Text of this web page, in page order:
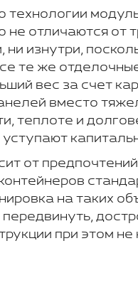
не отличаются от
изнутри,
те же
вес за счет
вместо
теплоте и
от
на таких
при этом